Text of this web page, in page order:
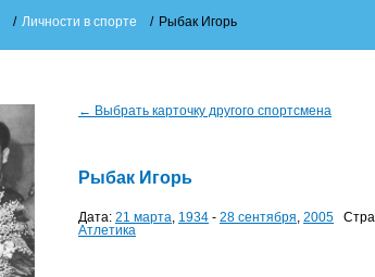
/ Личности в спорте / Рыбак Игорь
← Выбрать карточку другого спортсмена
Рыбак Игорь
Дата: 21 марта, 1934 - 28 сентября, 2005
Атлетика